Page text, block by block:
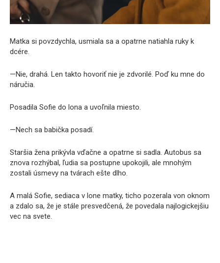
Matka si povzdychla, usmiala sa a opatrne natiahla ruky k
dcére.
—Nie, drahá. Len takto hovoriť nie je zdvorilé. Poď ku mne do
náručia.
Posadila Sofie do lona a uvoľnila miesto.
—Nech sa babička posadí.
Staršia žena prikývla vďačne a opatrne si sadla. Autobus sa
znova rozhýbal, ľudia sa postupne upokojili, ale mnohým
zostali úsmevy na tvárach ešte dlho.
A malá Sofie, sediaca v lone matky, ticho pozerala von oknom
a zdalo sa, že je stále presvedčená, že povedala najlogickejšiu
vec na svete.